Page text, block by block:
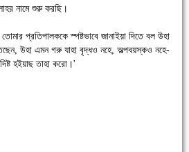
নামে শুরু করছি।
প্রতিপালককে স্পষ্টভাবে জানাইয়া দিতে বল উহা
উহা এমন গরু যাহা বৃদ্ধও নহে, অল্পবয়স্কও নহে-
হইয়াছ তাহা করো।'
আমাকে আপন করে নিয়েছে